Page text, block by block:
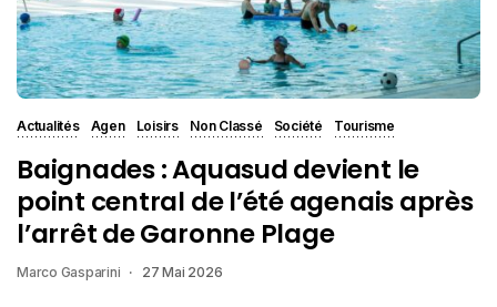
Actualités Agen Loisirs Non Classé Société Tourisme
Baignades : Aquasud devient le
point central de l’été agenais après
l’arrêt de Garonne Plage
Marco Gasparini 27 Mai 2026